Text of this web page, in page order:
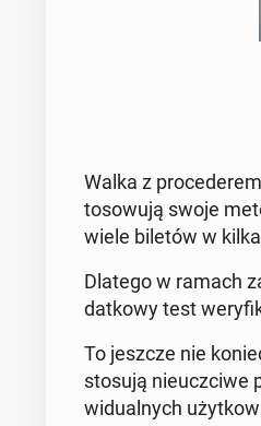
Walka z
tosowu­ją swoje
wiele biletów w
Dlatego w ramach
datkowy test
To jeszcze nie
stosują nieucz­ci­we
wid­u­al­nych